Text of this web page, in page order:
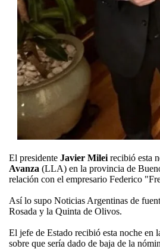
El presidente Javier Milei recibió esta
Avanza (LLA) en la provincia de
relación con el empresario Federico
Así lo supo Noticias Argentinas de
Rosada y la Quinta de Olivos.
El jefe de Estado recibió esta noche en
sobre que sería dado de baja de la